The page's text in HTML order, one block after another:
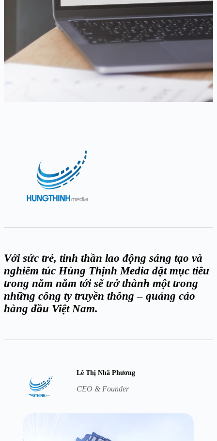
Với sức trẻ, tinh thần lao động sáng tạo và
nghiêm túc Hùng Thịnh Media đặt mục tiêu
trong năm năm tới sẽ trở thành một trong
những công ty truyền thông – quảng cáo
hàng đầu Việt Nam.
Lê Thị Nhã Phương
CEO & Founder